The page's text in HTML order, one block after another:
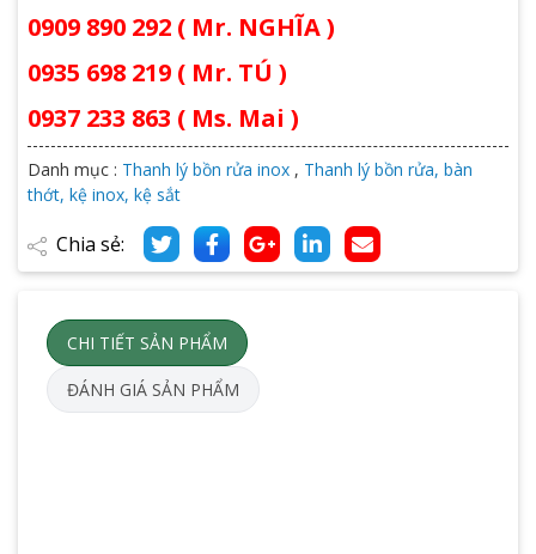
0909 890 292 ( Mr. NGHĨA )
0935 698 219 ( Mr. TÚ )
0937 233 863 ( Ms. Mai )
Danh mục : Thanh lý bồn rửa inox , Thanh lý bồn rửa, bàn
thớt, kệ inox, kệ sắt
Chia sẻ:
CHI TIẾT SẢN PHẨM
ĐÁNH GIÁ SẢN PHẨM